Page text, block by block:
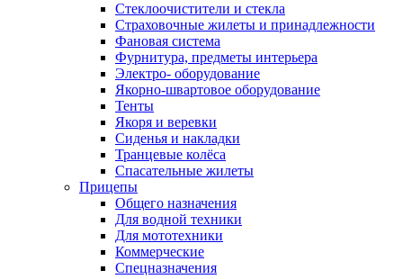
Стеклоочистители и стекла
Страховочные жилеты и принадлежности
Фановая система
Фурнитура, предметы интерьера
Электро- оборудование
Якорно-швартовое оборудование
Тенты
Якоря и веревки
Сиденья и накладки
Транцевые колёса
Спасательные жилеты
Прицепы
Общего назначения
Для водной техники
Для мототехники
Коммерческие
Спецназначения